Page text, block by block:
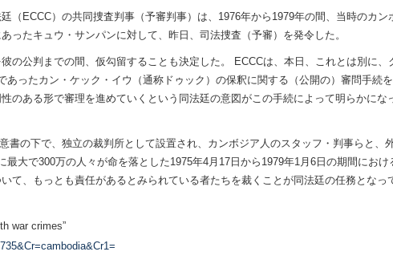
（ECCC）の共同捜査判事（予審判事）は、1976年から1979年の間、当時のカン
ったキュウ・サンパンに対して、昨日、司法捜査（予審）を発令した。
の公判までの間、仮勾留することも決定した。 ECCCは、本日、これとは別に、
ったカン・ケック・イウ（通称ドゥック）の保釈に関する（公開の）審問手続
のある形で審理を進めていくという同法廷の意図がこの手続によって明らかにな
書の下で、独立の裁判所として設置され、カンボジア人のスタッフ・判事らと、
大で300万の人々が命を落とした1975年4月17日から1979年1月6日の期間におけ
て、もっとも責任があるとみられている者たちを裁くことが同法廷の任務となっ
war crimes”